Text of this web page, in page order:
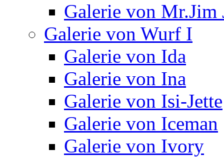
Galerie von Mr.Jim
Galerie von Wurf I
Galerie von Ida
Galerie von Ina
Galerie von Isi-Jette
Galerie von Iceman
Galerie von Ivory